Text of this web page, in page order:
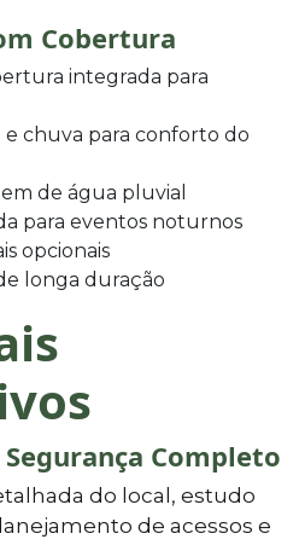
Cobertura
integrada para
chuva para conforto do
de água pluvial
para eventos noturnos
opcionais
longa duração
Completo
do local, estudo
de acessos e